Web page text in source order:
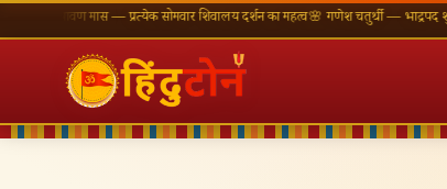
मास — प्रत्येक सोमवार शिवालय दर्शन का महत्व🌸 गणेश चतुर्थी — भाद्रपद शुक्ल चतुर्थी